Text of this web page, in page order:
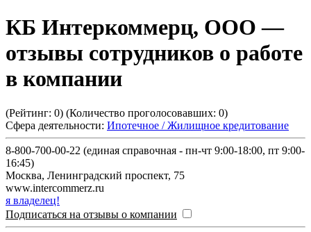
КБ Интеркоммерц, ООО —
отзывы сотрудников о работе
в компании
(Рейтинг: 0) (Количество проголосовавших: 0)
Сфера деятельности: Ипотечное / Жилищное кредитование
8-800-700-00-22 (единая справочная - пн-чт 9:00-18:00, пт 9:00-
16:45)
Москва, Ленинградский проспект, 75
www.intercommerz.ru
я владелец!
Подписаться на отзывы о компании